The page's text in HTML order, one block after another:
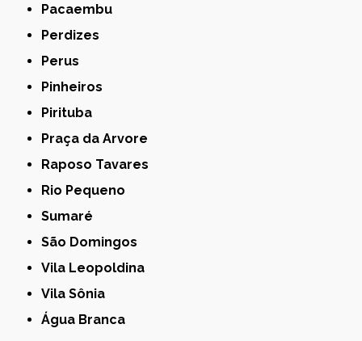
Pacaembu
Perdizes
Perus
Pinheiros
Pirituba
Praça da Arvore
Raposo Tavares
Rio Pequeno
Sumaré
São Domingos
Vila Leopoldina
Vila Sônia
Água Branca